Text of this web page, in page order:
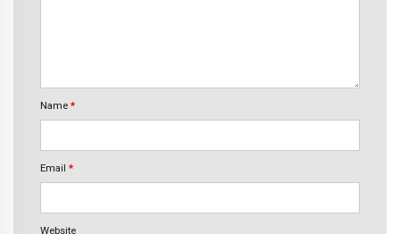
Name *
Email *
Website